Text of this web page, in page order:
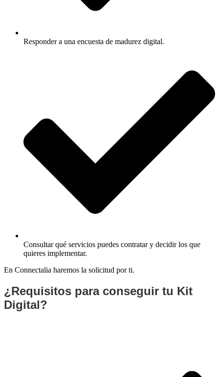
Responder a una encuesta de madurez digital.
Consultar qué servicios puedes contratar y decidir los que
quieres implementar.
En Connectalia haremos la solicitud por ti.
¿Requisitos para conseguir tu Kit
Digital?